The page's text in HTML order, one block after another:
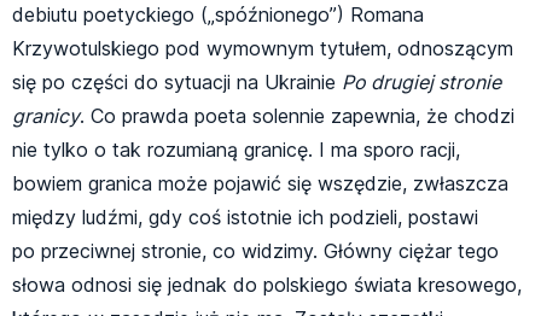
debiutu poetyckiego („spóźnionego”) Romana
Krzywotulskiego pod wymownym tytułem, odnoszącym
się po części do sytuacji na Ukrainie Po drugiej stronie
granicy. Co prawda poeta solennie zapewnia, że chodzi
nie tylko o tak rozumianą granicę. I ma sporo racji,
bowiem granica może pojawić się wszędzie, zwłaszcza
między ludźmi, gdy coś istotnie ich podzieli, postawi
po przeciwnej stronie, co widzimy. Główny ciężar tego
słowa odnosi się jednak do polskiego świata kresowego,